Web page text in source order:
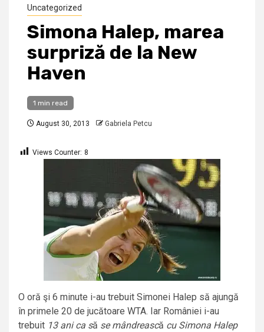
Uncategorized
Simona Halep, marea
surpriză de la New
Haven
1 min read
August 30, 2013 Gabriela Petcu
Views Counter: 8
O oră şi 6 minute i-au trebuit Simonei Halep să ajungă
în primele 20 de jucătoare WTA. Iar României i-au
trebuit 13 ani ca să se mândrească cu Simona Halep